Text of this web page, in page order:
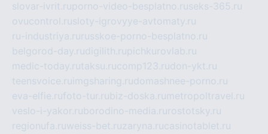
slovar-ivrit.ruporno-video-besplatno.ruseks-365.ru
ovucontrol.rusloty-igrovyye-avtomaty.ru
ru-industriya.ru russkoe-porno-besplatno.ru
belgorod-day.rudigilith.rupichkurovlab.ru
medic-today.rutaksu.rucomp123.rudon-ykt.ru
teensvoice.ru imgsharing.rudomashnee-porno.ru
eva-elfie.rufoto-tur.rubiz-doska.ru metropoltravel.ru
veslo-i-yakor.ruborodino-media.ru rostotsky.ru
regionufa.ruweiss-bet.ruzaryna.rucasinotablet.ru